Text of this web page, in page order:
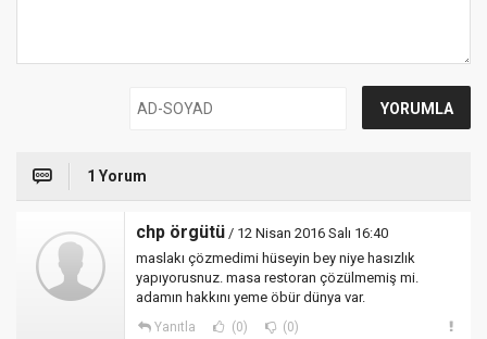
1 Yorum
chp örgütü / 12 Nisan 2016 Salı 16:40
maslakı çözmedimi hüseyin bey niye hasızlık
yapıyorusnuz. masa restoran çözülmemiş mi.
adamın hakkını yeme öbür dünya var.
Yanıtla (0) (0)